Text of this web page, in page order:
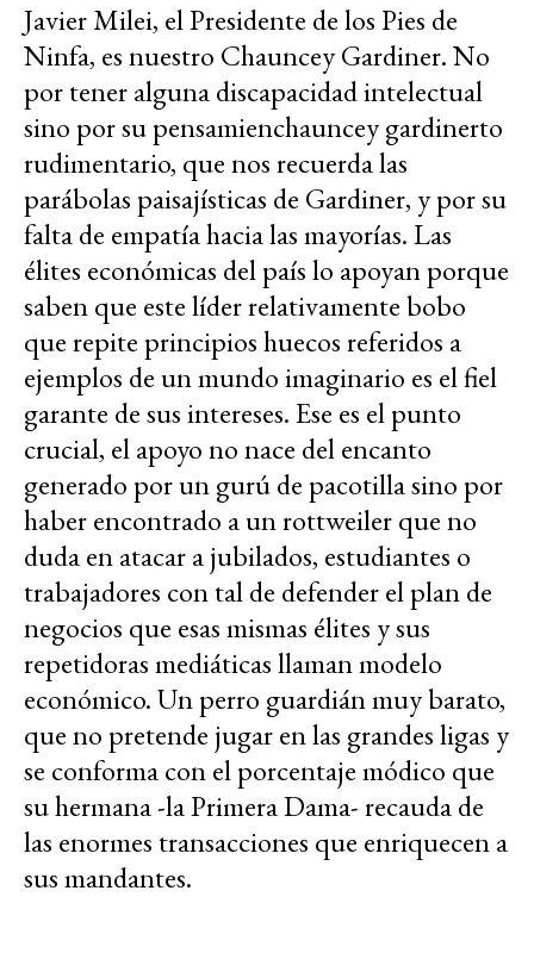
Javier Milei, el Presidente de los Pies de
Ninfa, es nuestro Chauncey Gardiner. No
por tener alguna discapacidad intelectual
sino por su pensamienchauncey gardinerto
rudimentario, que nos recuerda las
parábolas paisajísticas de Gardiner, y por su
falta de empatía hacia las mayorías. Las
élites económicas del país lo apoyan porque
saben que este líder relativamente bobo
que repite principios huecos referidos a
ejemplos de un mundo imaginario es el fiel
garante de sus intereses. Ese es el punto
crucial, el apoyo no nace del encanto
generado por un gurú de pacotilla sino por
haber encontrado a un rottweiler que no
duda en atacar a jubilados, estudiantes o
trabajadores con tal de defender el plan de
negocios que esas mismas élites y sus
repetidoras mediáticas llaman modelo
económico. Un perro guardián muy barato,
que no pretende jugar en las grandes ligas y
se conforma con el porcentaje módico que
su hermana -la Primera Dama- recauda de
las enormes transacciones que enriquecen a
sus mandantes.